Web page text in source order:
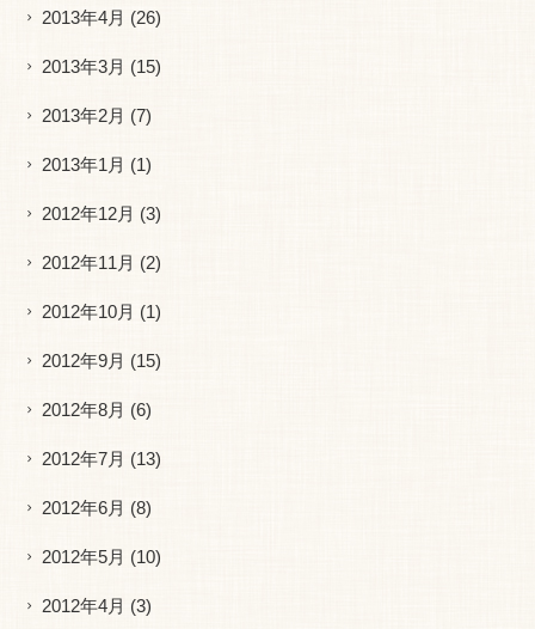
2013年4月 (26)
2013年3月 (15)
2013年2月 (7)
2013年1月 (1)
2012年12月 (3)
2012年11月 (2)
2012年10月 (1)
2012年9月 (15)
2012年8月 (6)
2012年7月 (13)
2012年6月 (8)
2012年5月 (10)
2012年4月 (3)